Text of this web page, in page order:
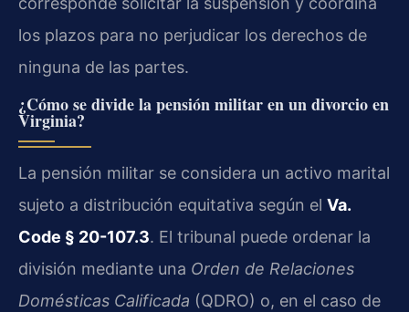
los plazos para no perjudicar los derechos de
ninguna de las partes.
¿Cómo se divide la pensión militar en un divorcio en
Virginia?
La pensión militar se considera un activo marital
sujeto a distribución equitativa según el Va.
Code § 20-107.3. El tribunal puede ordenar la
división mediante una Orden de Relaciones
Domésticas Calificada (QDRO) o, en el caso de